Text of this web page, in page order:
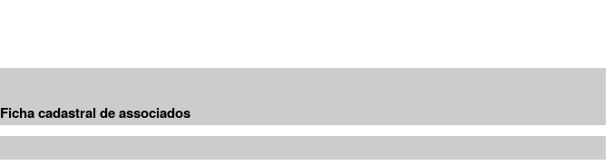
Ficha cadastral de associados